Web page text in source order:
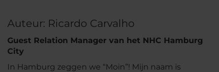
Auteur: Ricardo Carvalho
Guest Relation Manager van het NHC Hamburg
City
In Hamburg zeggen we “Moin”! Mijn naam is